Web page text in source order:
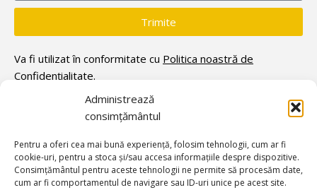
Administrează
consimțământul
Pentru a oferi cea mai bună experiență, folosim tehnologii, cum ar fi
cookie-uri, pentru a stoca și/sau accesa informațiile despre dispozitive.
Consimțământul pentru aceste tehnologii ne permite să procesăm date,
cum ar fi comportamentul de navigare sau ID-uri unice pe acest site.
Trimite
Va fi utilizat în conformitate cu Politica noastră de
Confidențialitate.